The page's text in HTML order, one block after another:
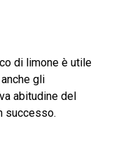
di limone è utile
gli
abitudine del
successo.